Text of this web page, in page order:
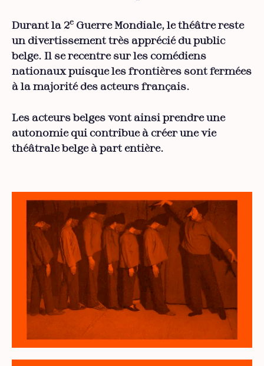
Durant la 2e Guerre Mondiale, le théâtre reste
un divertissement très apprécié du public
belge. Il se recentre sur les comédiens
nationaux puisque les frontières sont fermées
à la majorité des acteurs français.
Les acteurs belges vont ainsi prendre une
autonomie qui contribue à créer une vie
théâtrale belge à part entière.